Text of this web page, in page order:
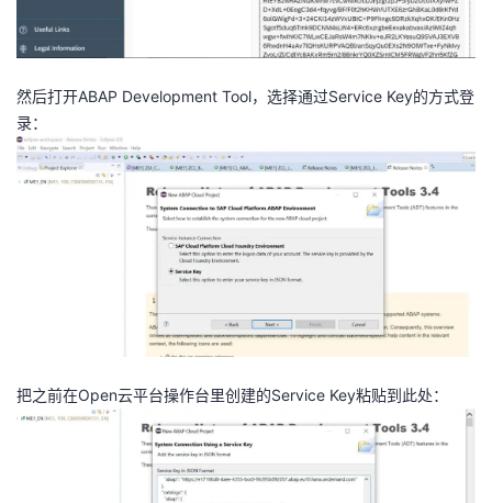
然后打开ABAP Development Tool，选择通过Service Key的方式登
录：
把之前在Open云平台操作台里创建的Service Key粘贴到此处：